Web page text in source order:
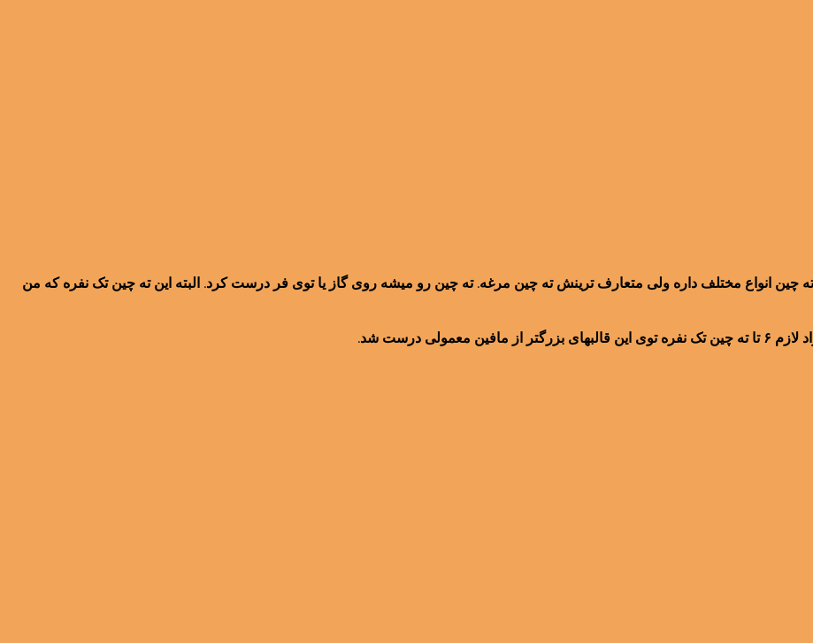
انواع مختلف داره ولی متعارف ترینش ته چین مرغه. ته چین رو میشه روی گاز یا توی فر درست کرد. البته این ته چین تک نفره که من
درست شد.